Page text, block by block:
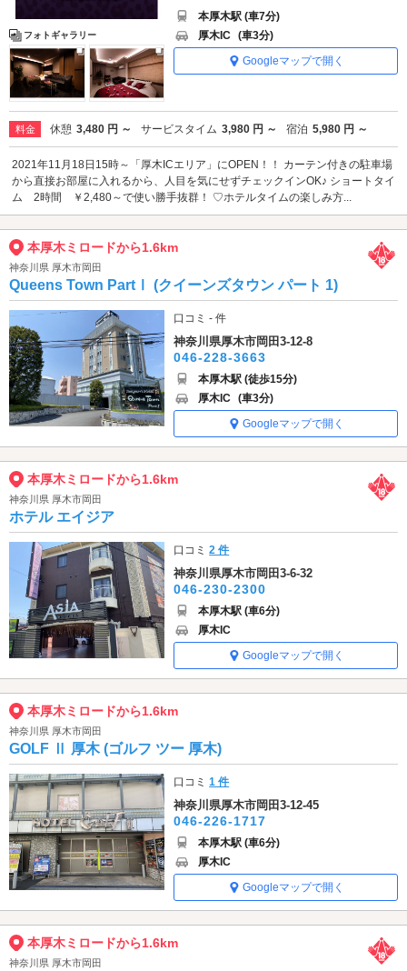
フォトギャラリー
本厚木駅 (車7分)
厚木IC (車3分)
Googleマップで開く
料金 休憩 3,480 円 ～ サービスタイム 3,980 円 ～ 宿泊 5,980 円 ～
2021年11月18日15時～「厚木ICエリア」にOPEN！！ カーテン付きの駐車場
から直接お部屋に入れるから、人目を気にせずチェックインOK♪ ショートタイ
ム 2時間 ￥2,480～で使い勝手抜群！ ♡ホテルタイムの楽しみ方...
本厚木ミロードから1.6km
神奈川県 厚木市岡田
Queens Town PartⅠ (クイーンズタウン パート 1)
口コミ - 件
神奈川県厚木市岡田3-12-8
046-228-3663
本厚木駅 (徒歩15分)
厚木IC (車3分)
Googleマップで開く
本厚木ミロードから1.6km
神奈川県 厚木市岡田
ホテル エイジア
口コミ2 件
神奈川県厚木市岡田3-6-32
046-230-2300
本厚木駅 (車6分)
厚木IC
Googleマップで開く
本厚木ミロードから1.6km
神奈川県 厚木市岡田
GOLF Ⅱ 厚木 (ゴルフ ツー 厚木)
口コミ1 件
神奈川県厚木市岡田3-12-45
046-226-1717
本厚木駅 (車6分)
厚木IC
Googleマップで開く
本厚木ミロードから1.6km
神奈川県 厚木市岡田